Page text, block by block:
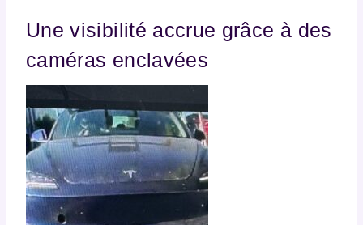
Une visibilité accrue grâce à des
caméras enclavées